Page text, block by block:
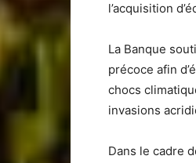
l’acquisition
La Banque
précoce afin
chocs
invasions
Dans le cadre